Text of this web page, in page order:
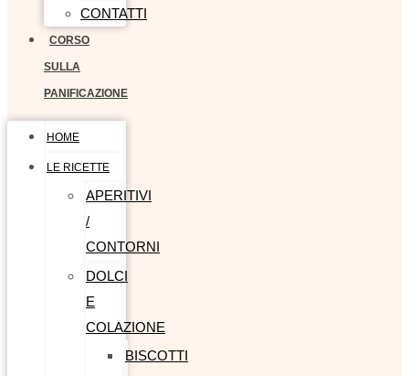
CONTATTI
CORSO
SULLA
PANIFICAZIONE
HOME
LE RICETTE
APERITIVI
/
CONTORNI
DOLCI
E
COLAZIONE
BISCOTTI